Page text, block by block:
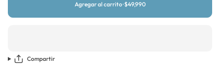
Agregar al carrito•$49,990
Compartir